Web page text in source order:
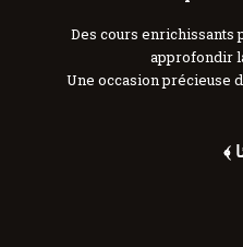
Des cours enrichissants
approfondir
Une occasion précieuse